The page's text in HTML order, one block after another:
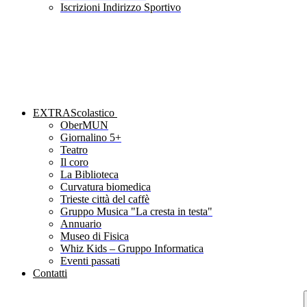
Iscrizioni Indirizzo Sportivo
EXTRAScolastico
OberMUN
Giornalino 5+
Teatro
Il coro
La Biblioteca
Curvatura biomedica
Trieste città del caffè
Gruppo Musica "La cresta in testa"
Annuario
Museo di Fisica
Whiz Kids – Gruppo Informatica
Eventi passati
Contatti